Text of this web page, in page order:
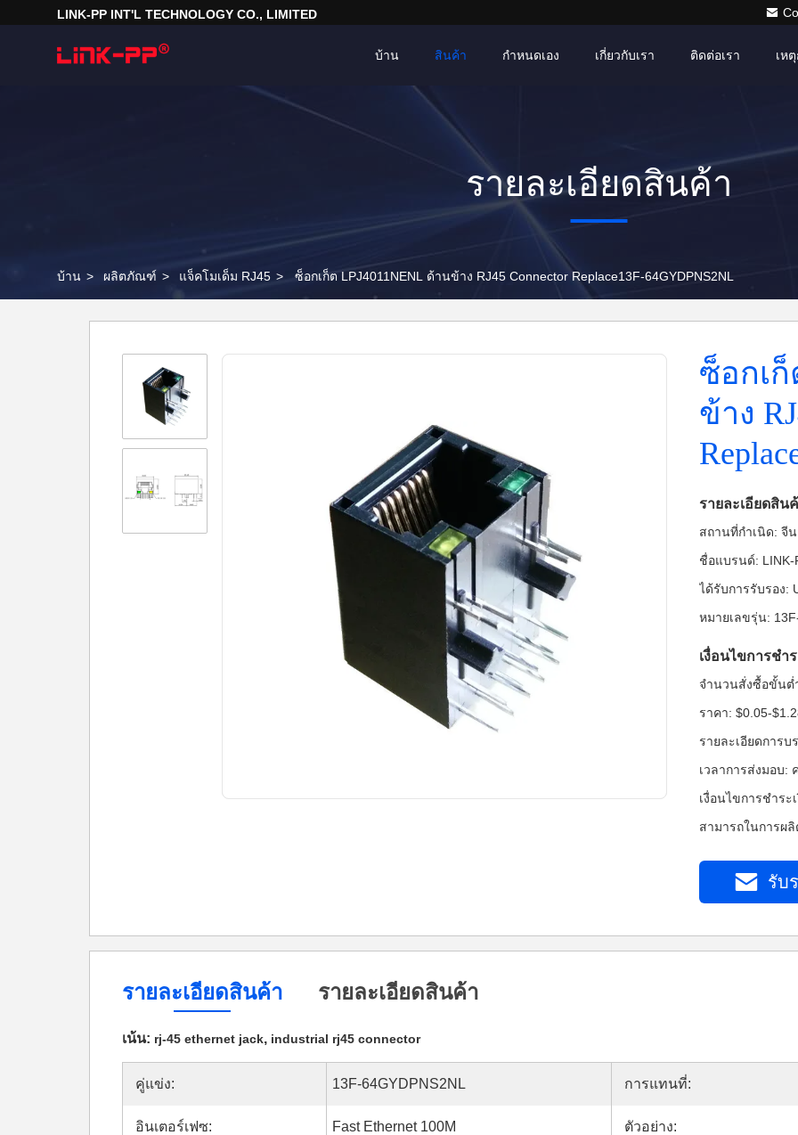
LINK-PP INT'L TECHNOLOGY CO., LIMITED
บ้าน สินค้า เกี่ยวกับเรา ติดต่อเรา เห
กำหนดเอง
รายละเอียดสินค้า
บ้าน > ผลิตภัณฑ์ > แจ็คโมเด็ม RJ45 > ซ็อกเก็ต LPJ4011NENL ด้านข้าง RJ45 Connector Replace13F-64GYDPNS2NL
ซ็อกเก็
ข้าง
รายละเอียดสิน
สถานที่กำเนิด: จีน
ชื่อแบรนด์: LINK-
ได้รับการรับรอง:
หมายเลขรุ่น:
เงื่อนไขการชำ
จำนวนสั่งซื้อขั้นต่
ราคา: $0.05-
รายละเอียดการบ
เวลาการส่งมอบ:
เงื่อนไขการชำระ
สามารถในการผลิ
รับ
รายละเอียดสินค้า รายละเอียดสินค้า
เน้น: rj-45 ethernet jack, industrial rj45 connector
คู่แข่ง: 13F-64GYDPNS2NL การแทนที่:
อินเตอร์เฟซ: Fast Ethernet 100M ตัวอย่าง: